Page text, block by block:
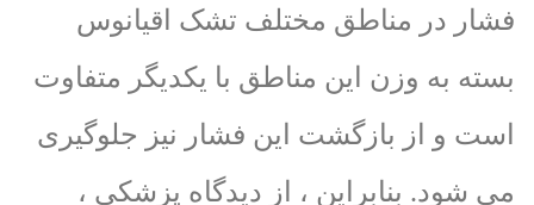
فشار در مناطق مختلف تشک اقیانوس
بسته به وزن این مناطق با یکدیگر متفاوت
است و از بازگشت این فشار نیز جلوگیری
می شود. بنابراین ، از دیدگاه پزشکی ،